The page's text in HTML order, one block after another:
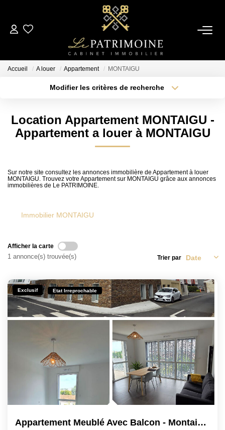
ACCUEIL
Ventes
ESTIMATION
ALERTE MAIL
Accueil A louer Appartement MONTAIGU
Modifier les critères de recherche
Sélectionnez...
Type de bien
Surface min
Créer une alerte
Location Appartement MONTAIGU -
Appartement a louer à MONTAIGU
Sur notre site consultez les annonces immobilière de Appartement à louer
MONTAIGU. Trouvez votre Appartement sur MONTAIGU grâce aux annonces
immobilières de Le PATRIMOINE.
Immobilier MONTAIGU
Afficher la carte
1 annonce(s) trouvée(s) Trier par
Exclusif Etat Irreprochable
Appartement Meublé Avec Balcon - Montaigu Centre